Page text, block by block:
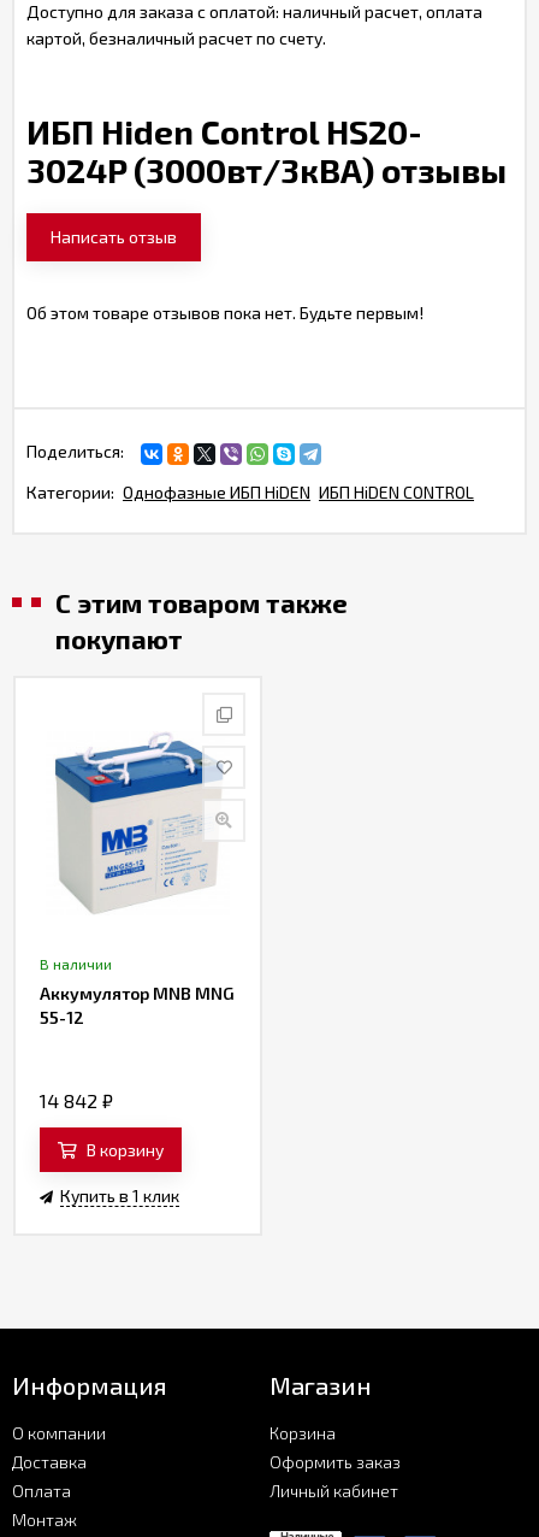
Доступно для заказа с оплатой: наличный расчет, оплата
картой, безналичный расчет по счету.
ИБП Hiden Control HS20-
3024P (3000вт/3кВА) отзывы
Написать отзыв
Об этом товаре отзывов пока нет. Будьте первым!
Поделиться:
Категории: Однофазные ИБП HiDEN ИБП HiDEN CONTROL
С этим товаром также
покупают
В наличии
Аккумулятор MNB MNG
55-12
14 842 ₽
В корзину
Купить в 1 клик
Информация
О компании
Доставка
Оплата
Монтаж
Магазин
Корзина
Оформить заказ
Личный кабинет